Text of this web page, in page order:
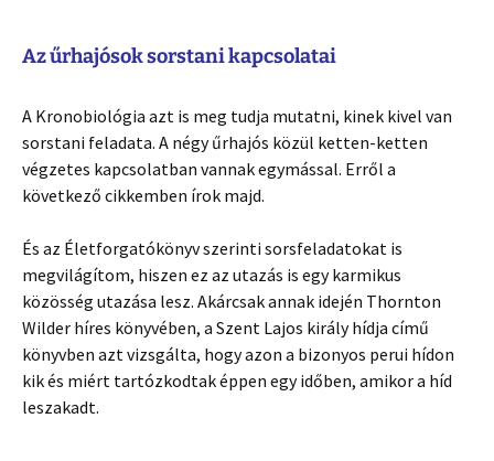
Az űrhajósok sorstani kapcsolatai
A Kronobiológia azt is meg tudja mutatni, kinek kivel van
sorstani feladata. A négy űrhajós közül ketten-ketten
végzetes kapcsolatban vannak egymással. Erről a
következő cikkemben írok majd.
És az Életforgatókönyv szerinti sorsfeladatokat is
megvilágítom, hiszen ez az utazás is egy karmikus
közösség utazása lesz. Akárcsak annak idején Thornton
Wilder híres könyvében, a Szent Lajos király hídja című
könyvben azt vizsgálta, hogy azon a bizonyos perui hídon
kik és miért tartózkodtak éppen egy időben, amikor a híd
leszakadt.